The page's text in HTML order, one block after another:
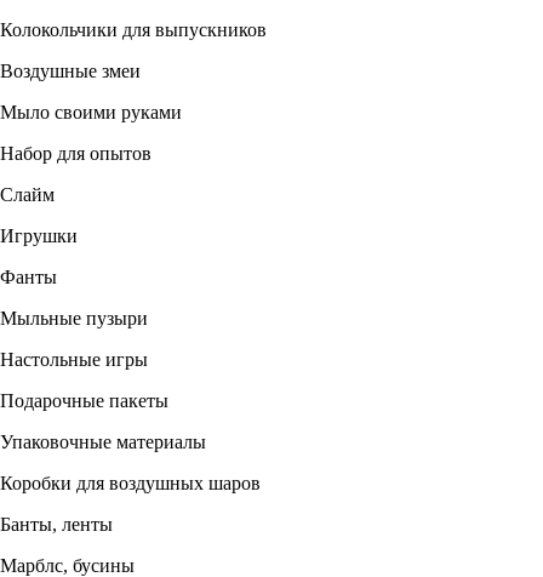
Колокольчики для выпускников
Воздушные змеи
Мыло своими руками
Набор для опытов
Слайм
Игрушки
Фанты
Мыльные пузыри
Настольные игры
Подарочные пакеты
Упаковочные материалы
Коробки для воздушных шаров
Банты, ленты
Марблс, бусины